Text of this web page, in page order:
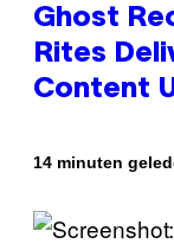
Ghost
Rites
Content
14 minuten